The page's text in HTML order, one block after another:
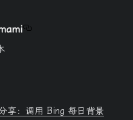
享：调用 Bing 每日背景